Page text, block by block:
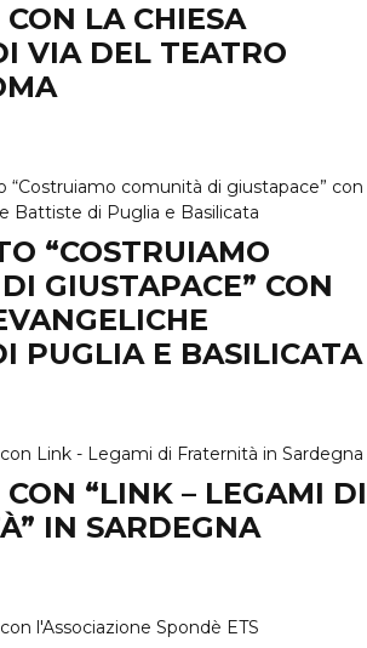
LA CHIESA
VIA DEL TEATRO
“COSTRUIAMO
GIUSTAPACE” CON
PUGLIA E BASILICATA
“LINK – LEGAMI DI
IN SARDEGNA